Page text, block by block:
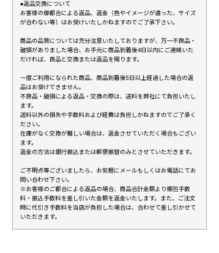
●返品交換について
お客様の御都合による返品、返金（色やイメージが違った、サイズ
が合わない等）はお受けいたしかねますのでご了承下さい。
商品の品質については充分注意いたしておりますが、万一不良品・
破損がありました場合、お手元に商品到着後4日以内にご連絡いた
だければ、良品と交換または返品を賜ります。
一度ご利用になられた商品、商品到着後5日以上経過した場合の返
品はお受けできません。
不良品・破損による返品・交換の際は、送料を弊社にて負担いたし
ます。
送料以外の損失や手数料および経費は負担しかねますのでご了承く
ださい。
在庫がなく交換が難しい場合は、返金させていただく場合もござい
ます。
返金の方法は銀行振込または郵便振替のみとさせていただきます。
ご不明点等ございましたら、お気軽にメールもしくはお電話にてお
問い合わせ下さい。
※お客様のご都合による返品の場合、商品合計金額より梱包手数
料・振込手数料を差し引いた金額を返金いたします。また、ご注文
時に代引き手数料を当店が負担した場合は、合わせて差し引かせて
いただきます。